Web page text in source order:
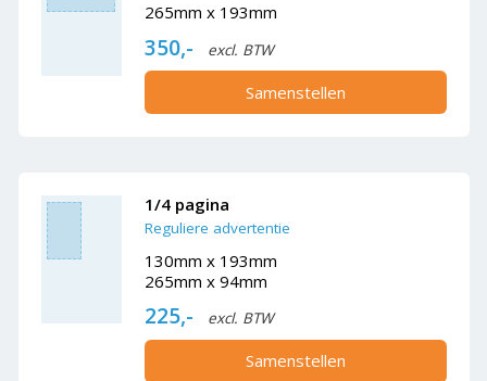
265mm x 193mm
350,- excl. BTW
Samenstellen
1/4 pagina
Reguliere advertentie
130mm x 193mm
265mm x 94mm
225,- excl. BTW
Samenstellen